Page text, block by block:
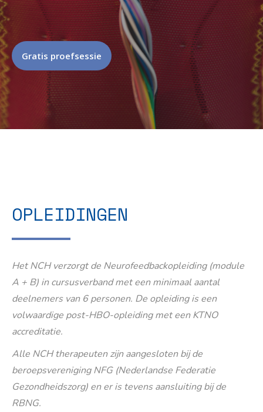
Gratis proefsessie
OPLEIDINGEN
Het NCH verzorgt de Neurofeedbackopleiding (module
A + B) in cursusverband met een minimaal aantal
deelnemers van 6 personen. De opleiding is een
volwaardige post-HBO-opleiding met een KTNO
accreditatie.
Alle NCH therapeuten zijn aangesloten bij de
beroepsvereniging NFG (Nederlandse Federatie
Gezondheidszorg) en er is tevens aansluiting bij de
RBNG.